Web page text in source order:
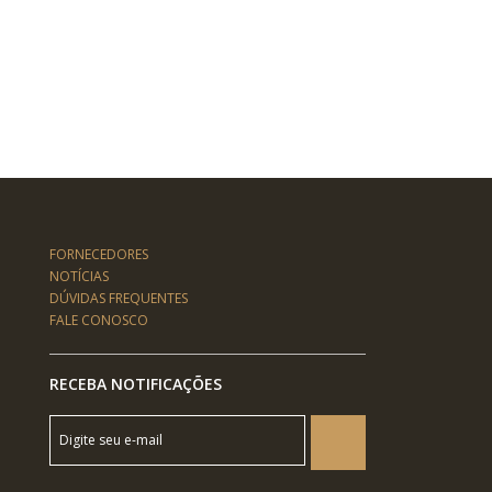
FORNECEDORES
NOTÍCIAS
DÚVIDAS FREQUENTES
FALE CONOSCO
RECEBA NOTIFICAÇÕES